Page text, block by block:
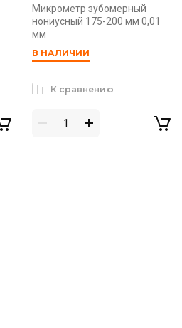
Микрометр зубомерный
нониусный 175-200 мм 0,01
мм
В НАЛИЧИИ
К сравнению